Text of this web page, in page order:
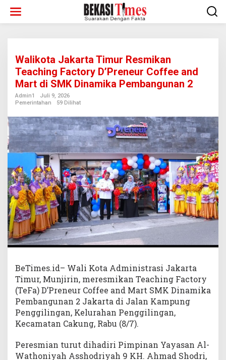
konten
Walikota Jakarta Timur Resmikan
Teaching Factory D’Preneur Coffee and
Mart di SMK Dinamika Pembangunan 2
Admin1
Juli 9, 2026
Pemerintahan
59 Dilihat
BeTimes.id– Wali Kota Administrasi Jakarta
Timur, Munjirin, meresmikan Teaching Factory
(TeFa) D’Preneur Coffee and Mart SMK Dinamika
Pembangunan 2 Jakarta di Jalan Kampung
Penggilingan, Kelurahan Penggilingan,
Kecamatan Cakung, Rabu (8/7).
Peresmian turut dihadiri Pimpinan Yayasan Al-
Wathoniyah Asshodriyah 9 KH. Ahmad Shodri,